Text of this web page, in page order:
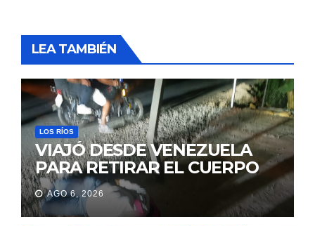
LEA TAMBIÉN
LOS RÍOS
VIAJÓ DESDE VENEZUELA
PARA RETIRAR EL CUERPO
DE SU MARIDO QUE
PERMANECIÓ SEIS DÍAS EN
LA MORGUE
AGO 6, 2026